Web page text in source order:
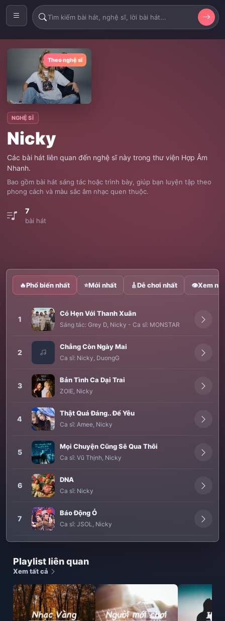
Theo nghệ sĩ
NGHỆ SĨ
Nicky
Các bài hát liên quan đến nghệ sĩ này trong thư viện Hợp Âm
Nhanh.
Bao gồm bài hát sáng tác hoặc trình bày, giúp bạn luyện tập theo
phong cách và màu sắc âm nhạc quen thuộc.
7
bài hát
🔥Phổ biến nhất ⭐Mới nhất 🎸Dễ chơi nhất 👁Xem
1
Có Hẹn Với Thanh Xuân
Sáng tác: Grey D, Nicky - Ca sĩ: MONSTAR
2
Chẳng Còn Ngày Mai
Ca sĩ: Nicky, DuongG
3
Bản Tình Ca Dại Trai
ZOIE, Nicky
4
Thật Quá Đáng.. Để Yêu
Ca sĩ: Amee, Nicky
5
Mọi Chuyện Cũng Sẽ Qua Thôi
Ca sĩ: Vũ Thịnh, Nicky
6
DNA
Ca sĩ: Nicky
7
Báo Động Ỏ
Ca sĩ: JSOL, Nicky
Playlist liên quan
Xem tất cả